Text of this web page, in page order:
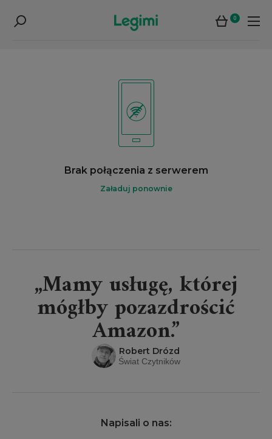
0
Brak połączenia z serwerem
Załaduj ponownie
„Mamy usługę, której
mógłby pozazdrościć
Amazon.”
Robert Drózd
Świat Czytników
Napisali o nas: